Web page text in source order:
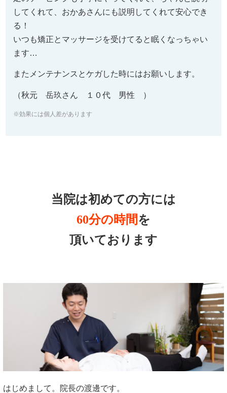
してくれて、おかあさんにも説明してくれて安心でき
る！
いつも矯正とマッサージを受けてると眠くなっちゃい
ます…
またメンテナンスとケガした時にはお願いします。
（秋元 岳玖さん １０代 男性 ）
※効果には個人差があります
当院は初めての方には
60分の時間を
頂いております
はじめまして。院長の渡邊です。